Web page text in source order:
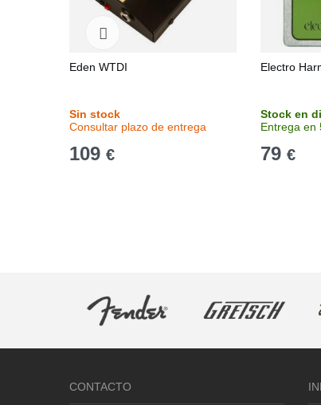
Eden WTDI
Sin stock
Consultar plazo de entrega
109 €
Electro
Stock en
Entrega en
79 €
CONTACTO